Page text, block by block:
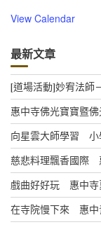
View Calendar
最新文章
[道場活動]妙宥法師
惠中寺佛光寶寶暨
向星雲大師學習 小
慈悲料理飄香國際
戲曲好好玩 惠中寺
在寺院慢下來 惠中